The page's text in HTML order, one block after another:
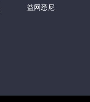
益网悉尼